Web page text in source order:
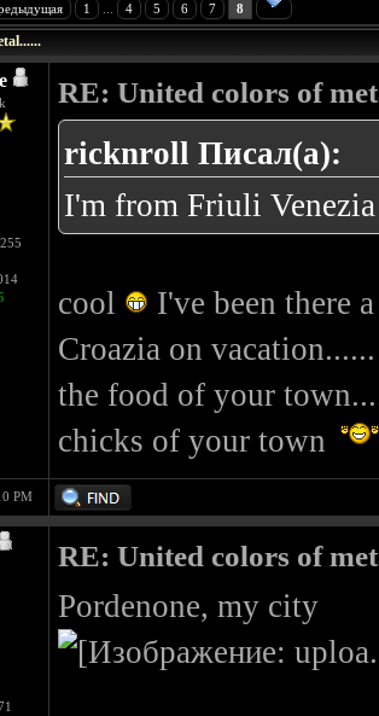
1 4 5 6 7 8
RE: United colors of
ricknroll Писал(а):
I'm from Friuli
cool
I've been there
Croazia on
the food of your
chicks of your town
PM
RE: United colors of
Pordenone, my city